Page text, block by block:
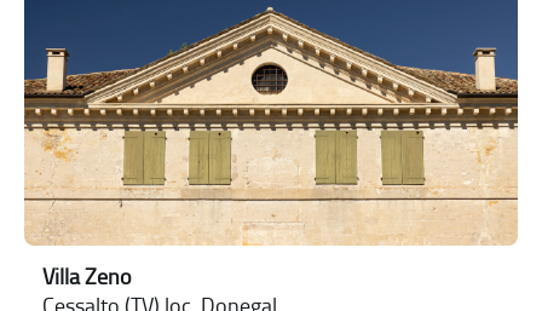
Villa Zeno
Cessalto (TV) loc. Donegal